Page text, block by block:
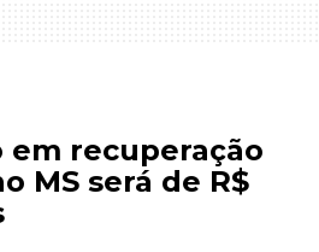
recuperação
MS será de R$